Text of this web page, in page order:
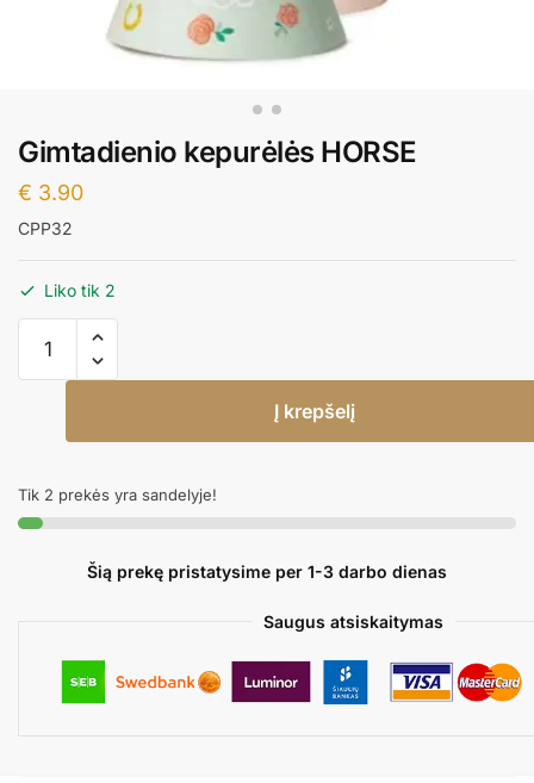
Gimtadienio kepurėlės HORSE
€ 3.90
CPP32
Liko tik 2
kiekis:
Gimtadienio
HORSE
Į krepšelį
Tik 2 prekės yra sandelyje!
Šią prekę pristatysime per 1-3 darbo dienas
Saugus atsiskaitymas